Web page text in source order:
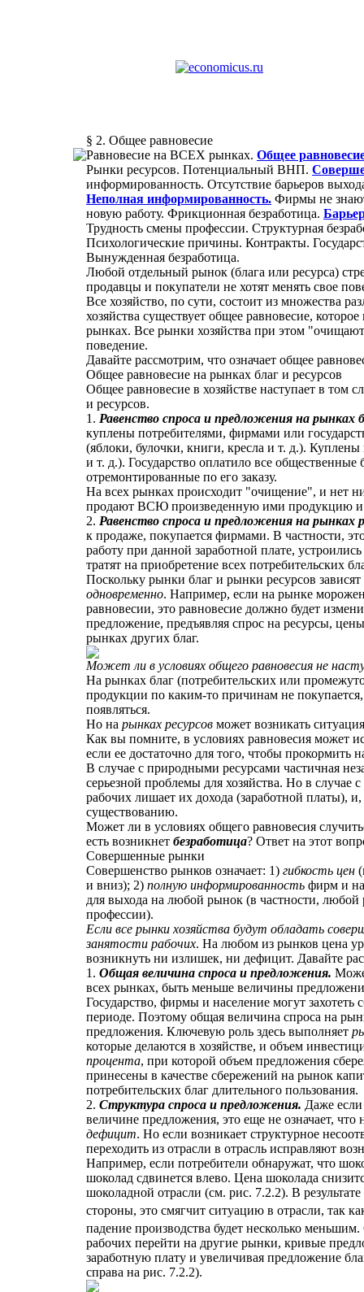
§ 2. Общее равновесие
Равновесие на ВСЕХ рынках. Общее
Рынки ресурсов. Потенциальный ВНП.
информированность. Отсутствие барьеров
Неполная информированность. Фирмы не
новую работу. Фрикционная безработица.
Трудность смены профессии. Структурная
Психологические причины. Контракты.
Вынужденная безработица.
Любой отдельный рынок (блага или ресурса)
продавцы и покупатели не хотят менять свое
Все хозяйство, по сути, состоит из множества
хозяйства существует общее равновесие,
рынках. Все рынки хозяйства при этом
поведение.
Давайте рассмотрим, что означает общее
Общее равновесие на рынках благ и ресурсов
Общее равновесие в хозяйстве наступает в том
и ресурсов.
1. Равенство спроса и предложения на рынках
куплены потребителями, фирмами или
(яблоки, булочки, книги, кресла и т. д.).
и т. д.). Государство оплатило все
отремонтированные по его заказу.
На всех рынках происходит "очищение", и нет
продают ВСЮ произведенную ими продукцию и
2. Равенство спроса и предложения на рынках
к продаже, покупается фирмами. В частности,
работу при данной заработной плате,
тратят на приобретение всех потребительских
Поскольку рынки благ и рынки ресурсов
одновременно. Например, если на рынке
равновесии, это равновесие должно будет
предложение, предъявляя спрос на ресурсы,
рынках других благ.
Может ли в условиях общего равновесия не
На рынках благ (потребительских или
продукции по каким-то причинам не
появляться.
Но на рынках ресурсов может возникать
Как вы помните, в условиях равновесия может
если ее достаточно для того, чтобы прокормить
В случае с природными ресурсами частичная
серьезной проблемы для хозяйства. Но в случае
рабочих лишает их дохода (заработной платы),
существованию.
Может ли в условиях общего равновесия
есть возникнет безработица? Ответ на этот
Совершенные рынки
Совершенство рынков означает: 1) гибкость цен
и вниз); 2) полную информированность фирм и
для выхода на любой рынок (в частности,
профессии).
Если все рынки хозяйства будут обладать
занятости рабочих. На любом из рынков цена
возникнуть ни излишек, ни дефицит. Давайте
1. Общая величина спроса и предложения.
всех рынках, быть меньше величины
Государство, фирмы и население могут захотеть
периоде. Поэтому общая величина спроса на
предложения. Ключевую роль здесь выполняет
которые делаются в хозяйстве, и объем
процента, при которой объем предложения
принесены в качестве сбережений на рынок
потребительских благ длительного пользования.
2. Структура спроса и предложения. Даже
величине предложения, это еще не означает,
дефицит. Но если возникает структурное
переходить из отрасли в отрасль исправляют
Например, если потребители обнаружат, что
шоколад сдвинется влево. Цена шоколада
шоколадной отрасли (см. рис. 7.2.2). В
стороны, это смягчит ситуацию в отрасли, так
падение производства будет несколько
рабочих перейти на другие рынки, кривые
заработную плату и увеличивая предложение
справа на рис. 7.2.2).